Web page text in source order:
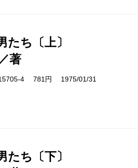
たち〔上〕
著
4 781円 1975/01/31
たち〔下〕